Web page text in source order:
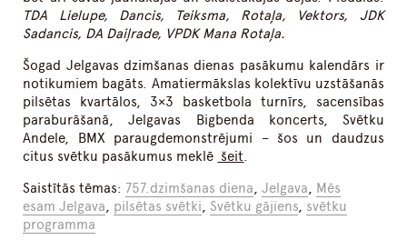
TDA Lielupe, Dancis, Teiksma, Rotaļa, Vektors, JDK
Sadancis, DA Daiļrade, VPDK Mana Rotaļa.
Šogad Jelgavas dzimšanas dienas pasākumu kalendārs ir
notikumiem bagāts. Amatiermākslas kolektīvu uzstāšanās
pilsētas kvartālos, 3×3 basketbola turnīrs, sacensības
paraburāšanā, Jelgavas Bigbenda koncerts, Svētku
Andele, BMX paraugdemonstrējumi – šos un daudzus
citus svētku pasākumus meklē šeit.
Saistītās tēmas: 757.dzimšanas diena,Jelgava, Mēs
esam Jelgava, pilsētas svētki,Svētku gājiens, svētku
programma